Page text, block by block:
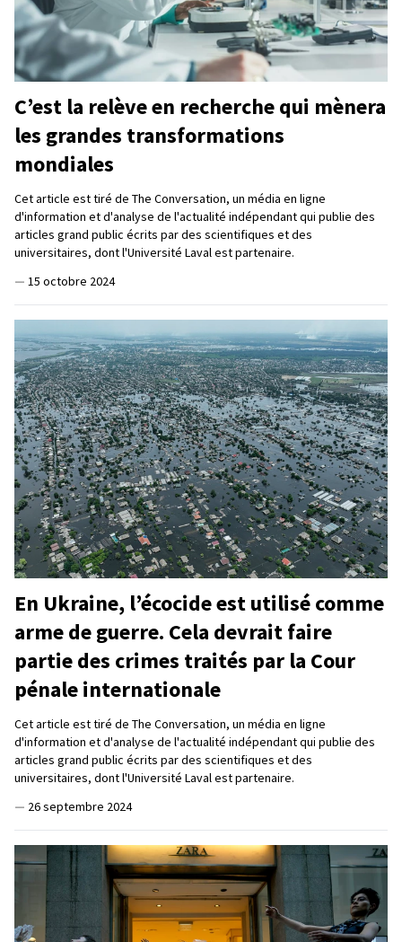
C’est la relève en recherche qui mènera
les grandes transformations
mondiales
Cet article est tiré de The Conversation, un média en ligne
d'information et d'analyse de l'actualité indépendant qui publie des
articles grand public écrits par des scientifiques et des
universitaires, dont l'Université Laval est partenaire.
— 15 octobre 2024
En Ukraine, l’écocide est utilisé comme
arme de guerre. Cela devrait faire
partie des crimes traités par la Cour
pénale internationale
Cet article est tiré de The Conversation, un média en ligne
d'information et d'analyse de l'actualité indépendant qui publie des
articles grand public écrits par des scientifiques et des
universitaires, dont l'Université Laval est partenaire.
— 26 septembre 2024